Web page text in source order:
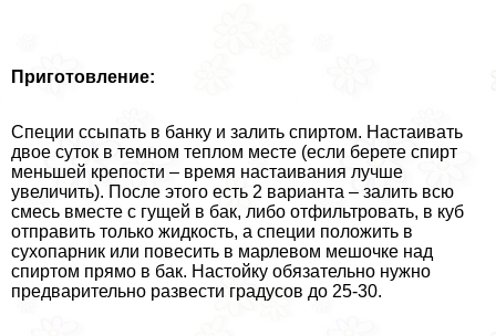
Приготовление:
Специи ссыпать в банку и залить спиртом. Настаивать
двое суток в темном теплом месте (если берете спирт
меньшей крепости – время настаивания лучше
увеличить). После этого есть 2 варианта – залить всю
смесь вместе с гущей в бак, либо отфильтровать, в куб
отправить только жидкость, а специи положить в
сухопарник или повесить в марлевом мешочке над
спиртом прямо в бак. Настойку обязательно нужно
предварительно развести градусов до 25-30.